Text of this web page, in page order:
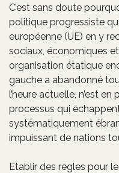
C’est sans doute
politique progressiste
européenne (UE) en y
sociaux, économiques
organisation étatique
gauche a abandonné
l’heure actuelle, n’est
processus qui
systématiquement
impuissant de nations
Etablir des règles pour